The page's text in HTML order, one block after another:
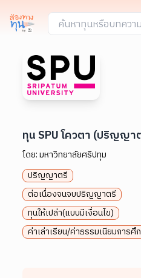
ทุน SPU โควตา (ปริญญา
โดย:มหาวิทยาลัยศรีปทุม
ปริญญาตรี
ต่อเนื่องจนจบปริญญาตรี
ทุนให้เปล่า(แบบมีเงื่อนไข)
ค่าเล่าเรียน/ค่าธรรมเนียมการศึ